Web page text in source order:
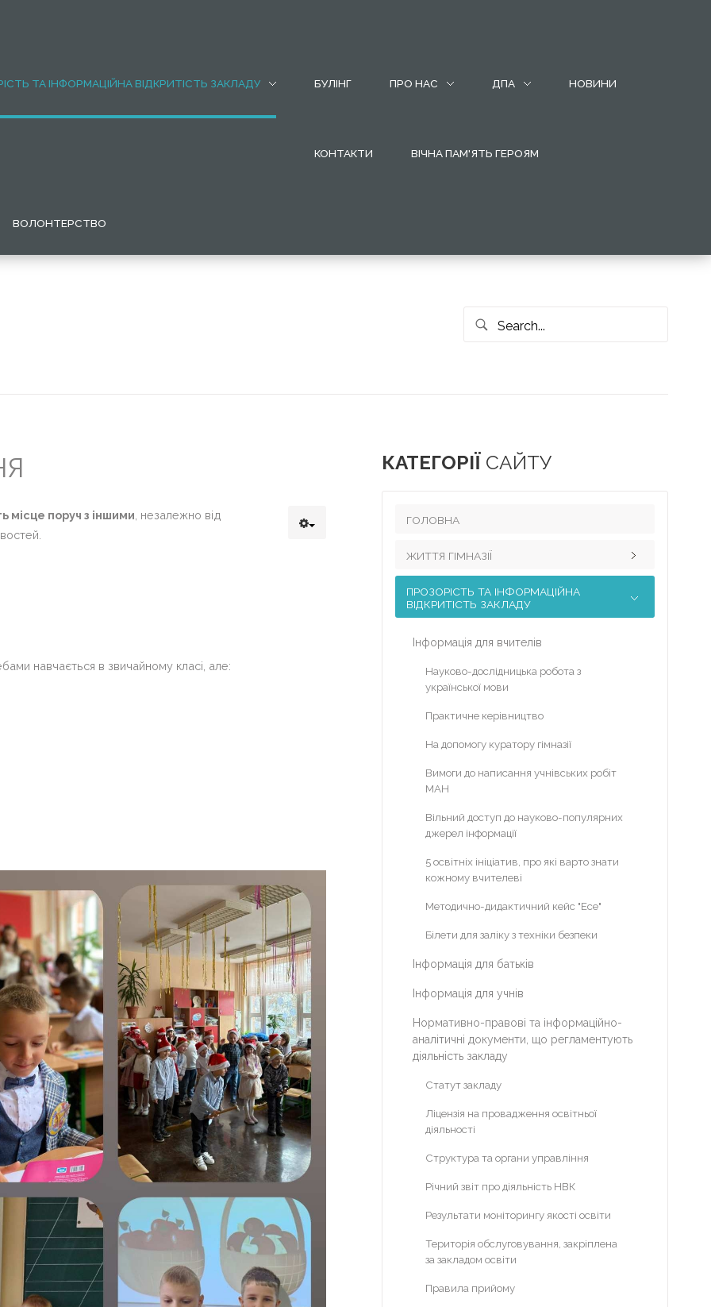
ТА ІНФОРМАЦІЙНА ВІДКРИТІСТЬ ЗАКЛАДУ БУЛІНГ ПРО НАС ДПА НОВИНИ
КОНТАКТИ ВІЧНА ПАМ'ЯТЬ ГЕРОЯМ
ВОЛОНТЕРСТВО
місце поруч з іншими , незалежно від
навчається в звичайному класі, але:
КАТЕГОРІЇ САЙТУ
ГОЛОВНА
ЖИТТЯ ГІМНАЗІЇ
Педагогічний колектив
Науково-методична робота
Виховна робота
Міжнародне партнерство
Участь у міжнародних проектах
Програма eTwinning Plus
Кабінет психолога
Про психолога
Для батьків
Для вчителів
Для учнів
Фотовернісаж
Відеоархів
Літній табір "Dream Country"
Альманах гімназії
Гімназія
Початкова школа
VІ курс
VІІ курс
ПРОЗОРІСТЬ ТА ІНФОРМАЦІЙНА
ВІДКРИТІСТЬ ЗАКЛАДУ
Інформація для вчителів
Науково-дослідницька робота з
української мови
Практичне керівництво
На допомогу куратору гімназії
Вимоги до написання учнівських робіт
МАН
Вільний доступ до науково-популярних
джерел інформації
5 освітніх ініціатив, про які варто знати
кожному вчителеві
Методично-дидактичний кейс "Есе"
Білети для заліку з техніки безпеки
Інформація для батьків
Інформація для учнів
Нормативно-правові та інформаційно-
аналітичні документи, що регламентують
діяльність закладу
Статут закладу
Ліцензія на провадження освітньої
діяльності
Структура та органи управління
Річний звіт про діяльність НВК
Результати моніторингу якості освіти
Територія обслуговування, закріплена
за закладом освіти
Правила прийому